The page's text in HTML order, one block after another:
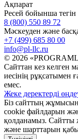
Ақпарат
Ресей бойынша
8 (800) 550 89 72
Мәскеуден және
+7 (499) 685 80 00
info@pl-llc.ru
© 2026
Сайттан кез келген
иесінің рұқсатымен
емес.
Жеке деректерді
Біз сайттың жұмысын
cookie файлдарын
қолданамыз. Сайтты
және шарттарын